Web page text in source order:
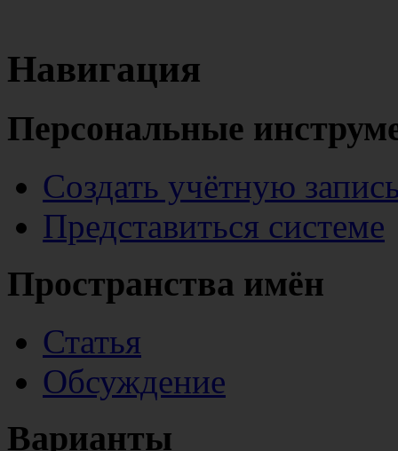
Навигация
Персональные
Создать учётную
Представиться системе
Пространства имён
Статья
Обсуждение
Варианты